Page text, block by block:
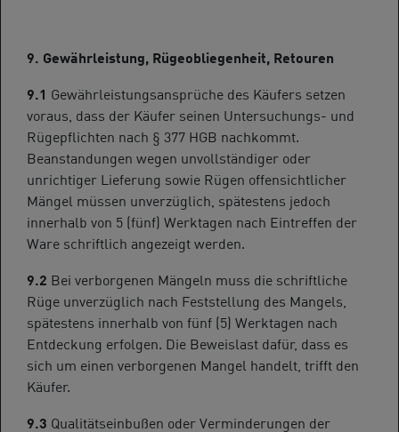
9. Gewährleistung, Rügeobliegenheit, Retouren
9.1 Gewährleistungsansprüche des Käufers setzen
voraus, dass der Käufer seinen Untersuchungs- und
Rügepflichten nach § 377 HGB nachkommt.
Beanstandungen wegen unvollständiger oder
unrichtiger Lieferung sowie Rügen offensichtlicher
Mängel müssen unverzüglich, spätestens jedoch
innerhalb von 5 (fünf) Werktagen nach Eintreffen der
Ware schriftlich angezeigt werden.
9.2 Bei verborgenen Mängeln muss die schriftliche
Rüge unverzüglich nach Feststellung des Mangels,
spätestens innerhalb von fünf (5) Werktagen nach
Entdeckung erfolgen. Die Beweislast dafür, dass es
sich um einen verborgenen Mangel handelt, trifft den
Käufer.
9.3 Qualitätseinbußen oder Verminderungen der